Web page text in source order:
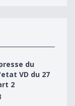
VD du 27
du
VD du 27
2